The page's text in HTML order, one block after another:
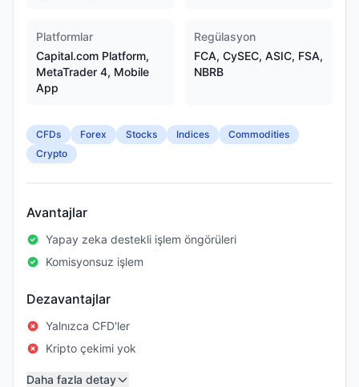
Platformlar
Capital.com Platform,
MetaTrader 4, Mobile
App
Regülasyon
FCA, CySEC, ASIC, FSA,
NBRB
CFDs Forex Stocks Indices
Commodities
Crypto
Avantajlar
Yapay zeka destekli işlem öngörüleri
Komisyonsuz işlem
Dezavantajlar
Yalnızca CFD'ler
Kripto çekimi yok
Daha fazla detay